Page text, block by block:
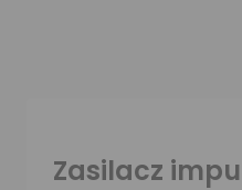
Zasilacz